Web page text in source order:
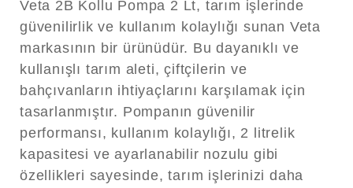
Veta 2B Kollu Pompa 2 Lt, tarım işlerinde
güvenilirlik ve kullanım kolaylığı sunan Veta
markasının bir ürünüdür. Bu dayanıklı ve
kullanışlı tarım aleti, çiftçilerin ve
bahçıvanların ihtiyaçlarını karşılamak için
tasarlanmıştır. Pompanın güvenilir
performansı, kullanım kolaylığı, 2 litrelik
kapasitesi ve ayarlanabilir nozulu gibi
özellikleri sayesinde, tarım işlerinizi daha